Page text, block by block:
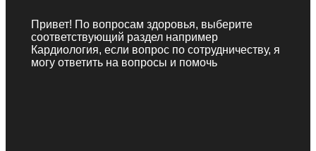
Привет! По вопросам здоровья, выберите
соответствующий раздел например
Кардиология, если вопрос по сотрудничеству, я
могу ответить на вопросы и помочь